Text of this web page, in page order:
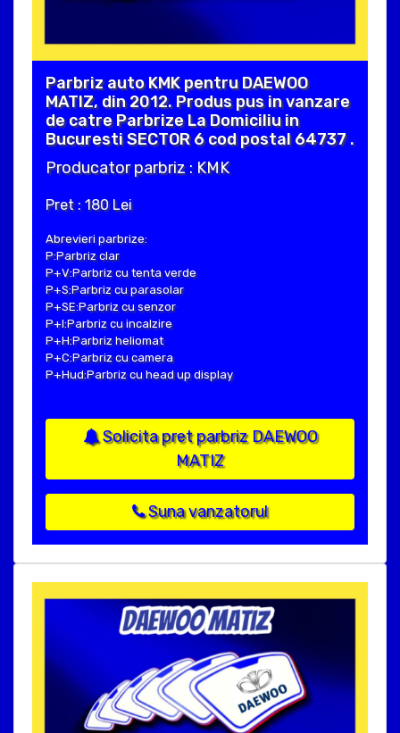
Parbriz auto KMK pentru DAEWOO
MATIZ, din 2012. Produs pus in vanzare
de catre Parbrize La Domiciliu in
Bucuresti SECTOR 6 cod postal 64737 .
Producator parbriz : KMK
Pret : 180 Lei
Abrevieri parbrize:
P:Parbriz clar
P+V:Parbriz cu tenta verde
P+S:Parbriz cu parasolar
P+SE:Parbriz cu senzor
P+I:Parbriz cu incalzire
P+H:Parbriz heliomat
P+C:Parbriz cu camera
P+Hud:Parbriz cu head up display
Solicita pret parbriz DAEWOO
MATIZ
Suna vanzatorul